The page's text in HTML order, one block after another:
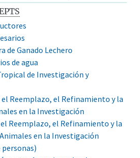
de Ganado Lechero
de agua
de Investigación y
Reemplazo, el Refinamiento y la
en la Investigación
Reemplazo, el Refinamiento y la
en la Investigación